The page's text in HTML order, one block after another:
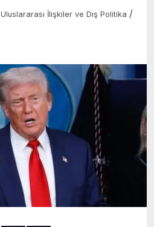
Uluslararası İlişkiler ve Dış Politika /